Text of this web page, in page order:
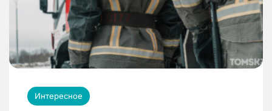
Интересное